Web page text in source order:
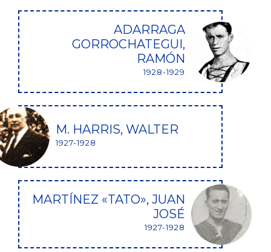
ADARRAGA
GORROCHATEGUI,
RAMÓN
1928-1929
M. HARRIS, WALTER
1927-1928
MARTÍNEZ «TATO», JUAN
JOSÉ
1927-1928